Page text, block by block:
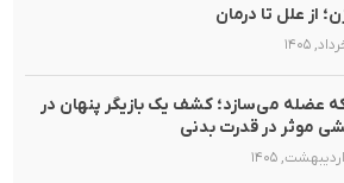
از علل تا درمان
عضله می‌سازد؛ کشف یک بازیگر پنهان در
موثر در قدرت بدنی